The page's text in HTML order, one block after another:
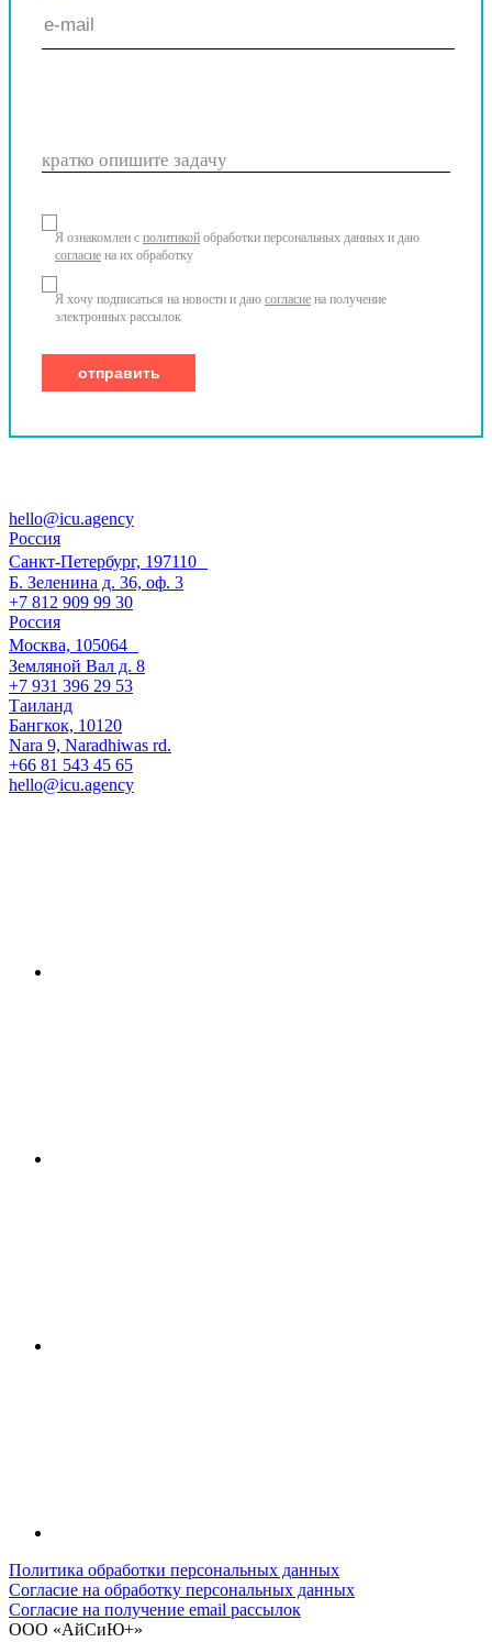
кратко опишите задачу
Я ознакомлен с политикой обработки персональных данных и даю
согласие на их обработку
Я хочу подписаться на новости и даю согласие на получение
электронных рассылок
hello@icu.agency
Россия
Санкт-Петербург, 197110
Б. Зеленина д. 36, оф. 3
+7 812 909 99 30
Россия
Москва, 105064
Земляной Вал д. 8
+7 931 396 29 53
Таиланд
Бангкок, 10120
Nara 9, Naradhiwas rd.
+66 81 543 45 65
hello@icu.agency
Политика обработки персональных данных
Согласие на обработку персональных данных
Согласие на получение email рассылок
ООО «АйСиЮ+»